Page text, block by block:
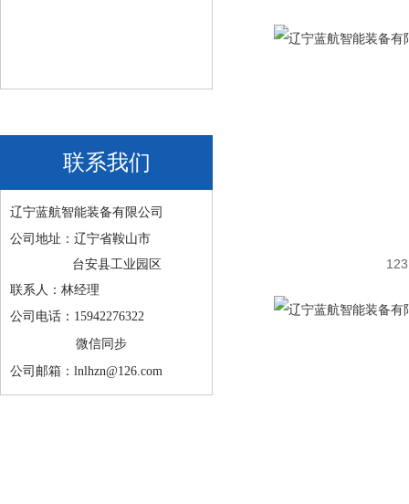
联系我们
辽宁蓝航智能装备有限公司
公司地址：辽宁省鞍山市
台安县工业园区
联系人：林经理
公司电话：15942276322
微信同步
公司邮箱：lnlhzn@126.com
123